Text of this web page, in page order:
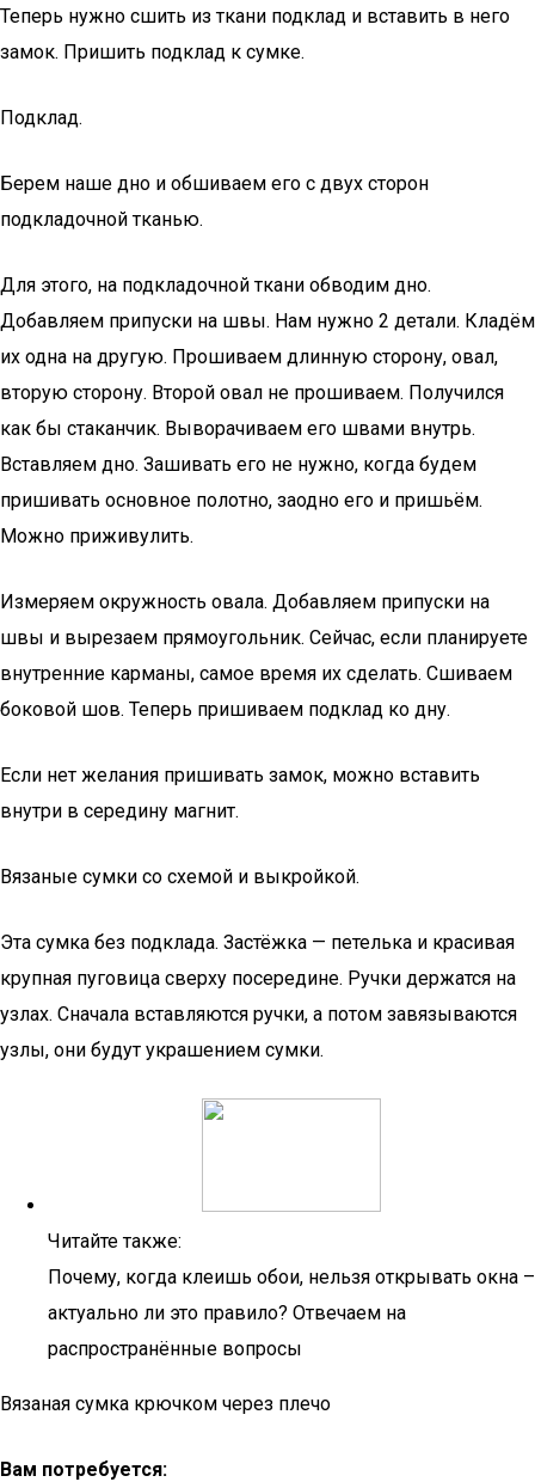
Теперь нужно сшить из ткани подклад и вставить в него
замок. Пришить подклад к сумке.
Подклад.
Берем наше дно и обшиваем его с двух сторон
подкладочной тканью.
Для этого, на подкладочной ткани обводим дно.
Добавляем припуски на швы. Нам нужно 2 детали. Кладём
их одна на другую. Прошиваем длинную сторону, овал,
вторую сторону. Второй овал не прошиваем. Получился
как бы стаканчик. Выворачиваем его швами внутрь.
Вставляем дно. Зашивать его не нужно, когда будем
пришивать основное полотно, заодно его и пришьём.
Можно приживулить.
Измеряем окружность овала. Добавляем припуски на
швы и вырезаем прямоугольник. Сейчас, если планируете
внутренние карманы, самое время их сделать. Сшиваем
боковой шов. Теперь пришиваем подклад ко дну.
Если нет желания пришивать замок, можно вставить
внутри в середину магнит.
Вязаные сумки со схемой и выкройкой.
Эта сумка без подклада. Застёжка — петелька и красивая
крупная пуговица сверху посередине. Ручки держатся на
узлах. Сначала вставляются ручки, а потом завязываются
узлы, они будут украшением сумки.
Читайте также:
Почему, когда клеишь обои, нельзя открывать окна –
актуально ли это правило? Отвечаем на
распространённые вопросы
Вязаная сумка крючком через плечо
Вам потребуется: